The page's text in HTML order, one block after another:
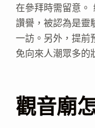
在參拜時需留意。
讚譽，被認為是靈
一訪。另外，提前
免向來人潮眾多的
觀音廟